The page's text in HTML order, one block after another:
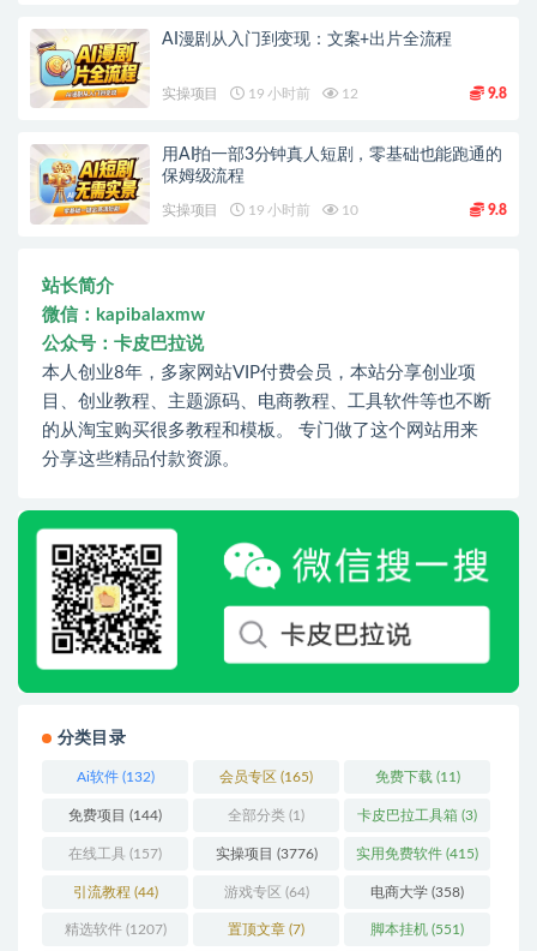
AI漫剧从入门到变现：文案+出片全流程
实操项目 19 小时前 12 9.8
用AI拍一部3分钟真人短剧，零基础也能跑通的
保姆级流程
实操项目 19 小时前 10 9.8
站长简介
微信：kapibalaxmw
公众号：卡皮巴拉说
本人创业8年，多家网站VIP付费会员，本站分享创业项
目、创业教程、主题源码、电商教程、工具软件等也不断
的从淘宝购买很多教程和模板。 专门做了这个网站用来
分享这些精品付款资源。
分类目录
Ai软件(132) 会员专区 (165) 免费下载 (11)
免费项目 (144) 全部分类 (1) 卡皮巴拉工具箱 (3)
在线工具 (157) 实操项目 (3776) 实用免费软件 (415)
引流教程 (44) 游戏专区 (64) 电商大学 (358)
精选软件(1207) 置顶文章 (7) 脚本挂机 (551)